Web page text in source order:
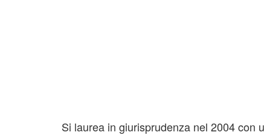
Si laurea in giurisprudenza nel 2004 con